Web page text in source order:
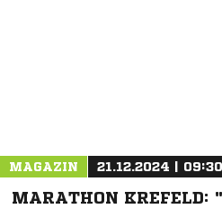
MAGAZIN 21.12.2024 | 09:30
MARATHON KREFELD: